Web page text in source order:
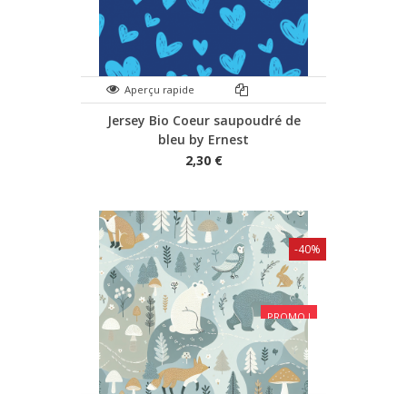
Aperçu rapide
Jersey Bio Coeur saupoudré de
bleu by Ernest
2,30 €
PROMO !
-40%